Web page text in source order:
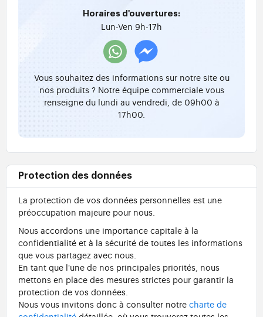
Horaires d'ouvertures:
Lun-Ven 9h-17h
Vous souhaitez des informations sur notre site ou
nos produits ? Notre équipe commerciale vous
renseigne du lundi au vendredi, de 09h00 à
17h00.
Protection des données
La protection de vos données personnelles est une
préoccupation majeure pour nous.
Nous accordons une importance capitale à la
confidentialité et à la sécurité de toutes les informations
que vous partagez avec nous.
En tant que l'une de nos principales priorités, nous
mettons en place des mesures strictes pour garantir la
protection de vos données.
Nous vous invitons donc à consulter notre charte de